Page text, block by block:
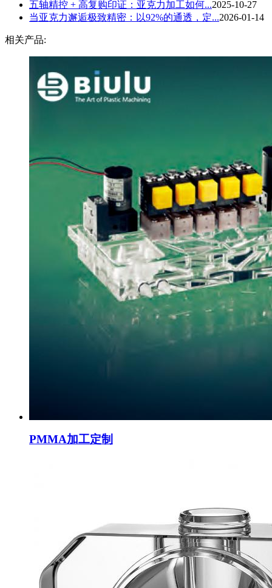
五轴精控 + 高复购印证：亚克力加工如何...2025-10-27
当亚克力邂逅极致精密：以92%的通透，定...2026-01-14
相关产品:
PMMA加工定制